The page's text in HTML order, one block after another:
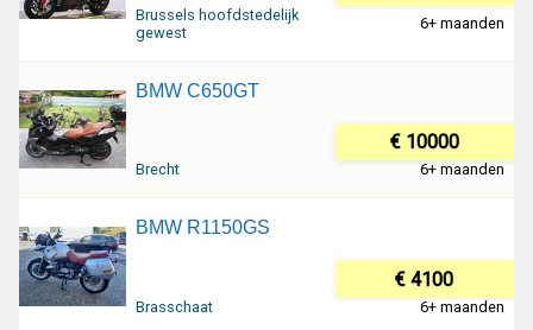
Brussels hoofdstedelijk
gewest
6+ maanden
BMW C650GT
€ 10000
Brecht 6+ maanden
BMW R1150GS
€ 4100
Brasschaat 6+ maanden